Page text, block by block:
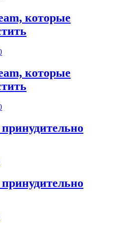
которые
которые